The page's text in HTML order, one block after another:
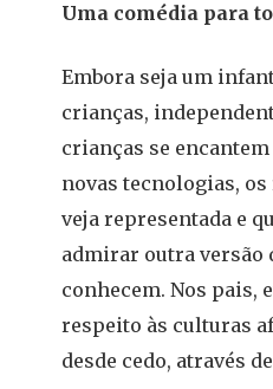
Uma comédia para
Embora seja um
crianças,
crianças se
novas tecnologias,
veja representada e
admirar outra versão
conhecem. Nos pais,
respeito às culturas
desde cedo, através